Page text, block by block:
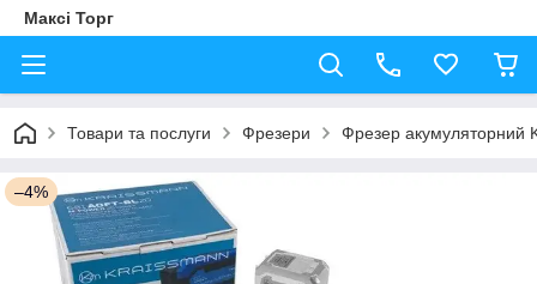
Максі Торг
Товари та послуги Фрезери Фрезер акумуляторний
–4%